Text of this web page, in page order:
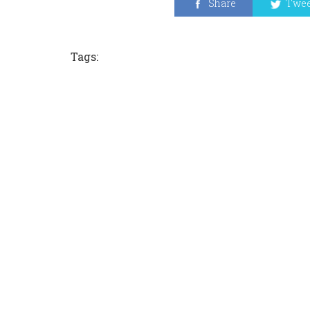
Share
Tags: